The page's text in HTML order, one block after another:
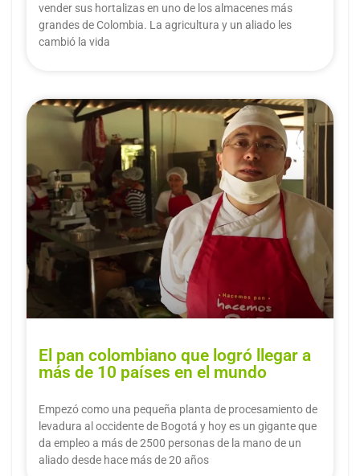
vender sus hortalizas en uno de los almacenes más
grandes de Colombia. La agricultura y un aliado les
cambió la vida
El pan colombiano que logró llegar a
más de 10 países en el mundo
Empezó como una pequeña planta de procesamiento de
levadura al occidente de Bogotá y hoy es un gigante que
da empleo a más de 2500 personas de la mano de un
aliado desde hace más de 20 años